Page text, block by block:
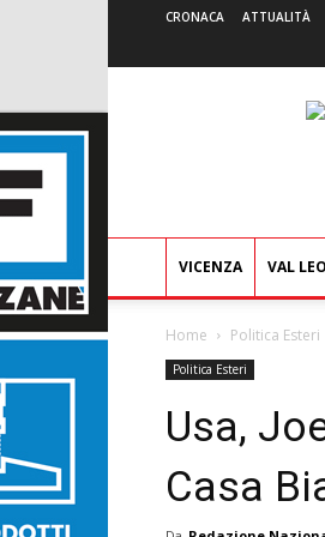
CRONACA ATTUALITÀ
VICENZA VAL
Home Politica Esteri
Politica Esteri
Usa,
Casa